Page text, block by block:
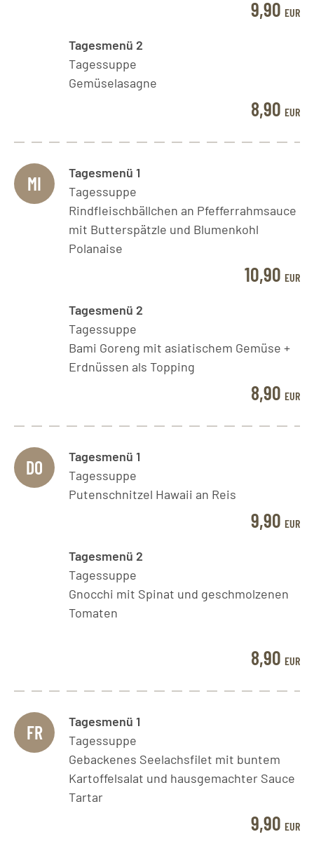
9,90 EUR
Tagesmenü 2
Tagessuppe
Gemüselasagne
8,90 EUR
MI
Tagesmenü 1
Tagessuppe
Rindfleischbällchen an Pfefferrahmsauce
mit Butterspätzle und Blumenkohl
Polanaise
10,90 EUR
Tagesmenü 2
Tagessuppe
Bami Goreng mit asiatischem Gemüse +
Erdnüssen als Topping
8,90 EUR
DO
Tagesmenü 1
Tagessuppe
Putenschnitzel Hawaii an Reis
9,90 EUR
Tagesmenü 2
Tagessuppe
Gnocchi mit Spinat und geschmolzenen
Tomaten
8,90 EUR
FR
Tagesmenü 1
Tagessuppe
Gebackenes Seelachsfilet mit buntem
Kartoffelsalat und hausgemachter Sauce
Tartar
9,90 EUR